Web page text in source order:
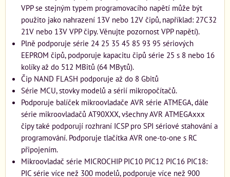
VPP se stejným typem programovacího napětí může být
použito jako nahrazení 13V nebo 12V čipů, například: 27C32
21V nebo 13V VPP čipy. Věnujte pozornost VPP napětí).
Plně podporuje série 24 25 35 45 85 93 95 sériových
EEPROM čipů, podporuje kapacitu čipů série 25 s 8 nebo 16
kolíky až do 512 MBitů (64 MBytů).
Čip NAND FLASH podporuje až do 8 Gbitů
Série MCU, stovky modelů a sérií mikropočítačů.
Podporuje balíček mikroovladače AVR série ATMEGA, dále
série mikroovladačů AT90XXX, všechny AVR ATMEGAxxx
čipy také podporují rozhraní ICSP pro SPI sériové stahování a
programování. Podporuje tlačítka AVR one-to-one s RC
připojením.
Mikroovladač série MICROCHIP PIC10 PIC12 PIC16 PIC18:
PIC série více než 300 modelů, podporuje více než 900